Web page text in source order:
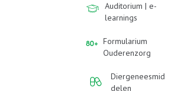
Auditorium | e-
learnings
Formularium
Ouderenzorg
Diergeneesmid
delen